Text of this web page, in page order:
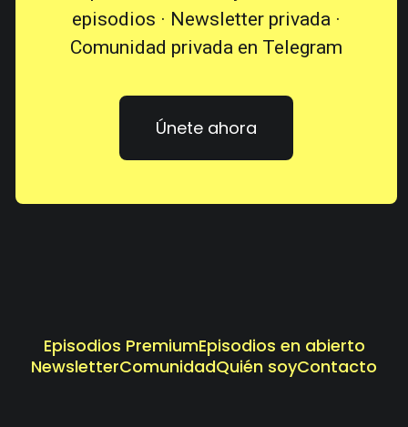
episodios · Newsletter privada ·
Comunidad privada en Telegram
Únete ahora
Episodios PremiumEpisodios en abierto
NewsletterComunidadQuién soyContacto